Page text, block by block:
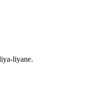
liyane.